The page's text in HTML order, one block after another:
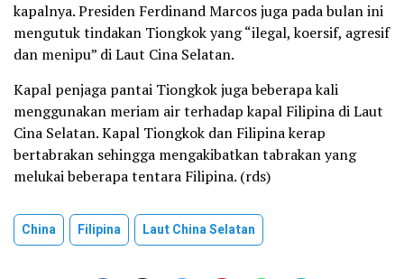
kapalnya. Presiden Ferdinand Marcos juga pada bulan ini
mengutuk tindakan Tiongkok yang “ilegal, koersif, agresif
dan menipu” di Laut Cina Selatan.
Kapal penjaga pantai Tiongkok juga beberapa kali
menggunakan meriam air terhadap kapal Filipina di Laut
Cina Selatan. Kapal Tiongkok dan Filipina kerap
bertabrakan sehingga mengakibatkan tabrakan yang
melukai beberapa tentara Filipina. (rds)
China Filipina Laut China Selatan